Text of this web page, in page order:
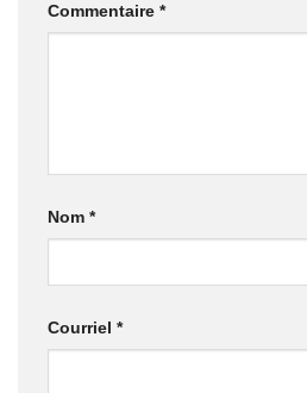
Commentaire *
Nom *
Courriel *